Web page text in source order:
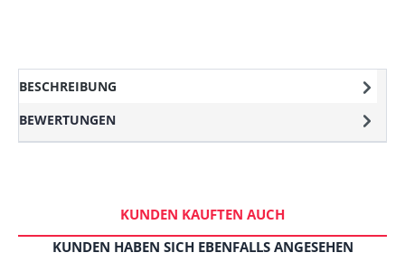
BESCHREIBUNG
BEWERTUNGEN
KUNDEN KAUFTEN AUCH
KUNDEN HABEN SICH EBENFALLS ANGESEHEN